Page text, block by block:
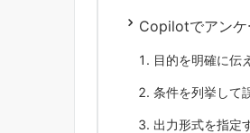
Copilotでアンケ
目的を明確に伝
条件を列挙して
出力形式を指定